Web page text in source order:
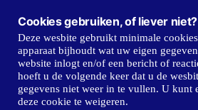
Wilhelmina (1898 –
Emma (1890 – 1898)
Willem III (1849 –
Cookies gebruiken, of liever niet?
Deze wesbite gebruikt minimale
apparaat bijhoudt wat uw eigen
website inlogt en/of een bericht of
hoeft u de volgende keer dat u de
gegevens niet weer in te vullen. U kunt
deze cookie te weigeren.